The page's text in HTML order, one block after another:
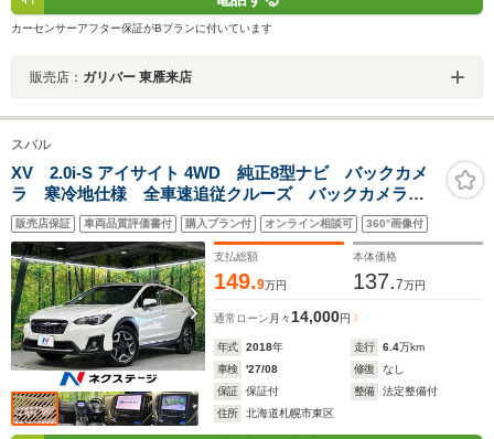
カーセンサーアフター保証がBプランに付いています
販売店： ガリバー 東雁来店
スバル
XV 2.0i-S アイサイト 4WD 純正8型ナビ バックカメ
ラ 寒冷地仕様 全車速追従クルーズ バックカメラ
リアビークディティクション パワーシート LEDヘッ
ド ルーフレール 純正18インチアルミ オートエアコ
ン Bluetooth
販売店保証 車両品質評価書付 購入プラン付 オンライン相談可 360°画像付
支払総額
149.9万円
本体価格
137.7万円
通常ローン 月々 14,000円
年式 2018年 走行 6.4万km
車検
'27/08 修復
なし
保証
保証付 整備
法定整備付
住所
北海道札幌市東区